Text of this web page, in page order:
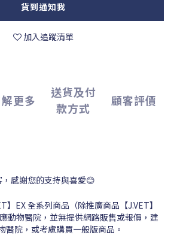
貨到通知我
加入追蹤清單
更多
送貨及付
款方式
顧客評價
感謝您的支持與喜愛😊
】EX 全系列商品（除推廣商品【J.VET】
動物醫院，並無提供網路販售或報價，建
醫院，或考慮購買一般版商品。